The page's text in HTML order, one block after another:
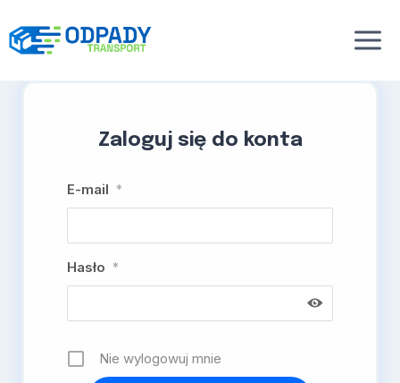
do
treści
Zaloguj się do konta
E-mail *
Hasło *
Nie wylogowuj mnie